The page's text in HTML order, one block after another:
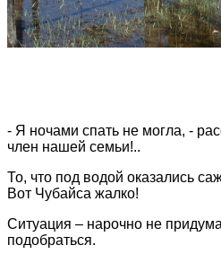
- Я ночами спать не могла, -
член нашей семьи!..
То, что под водой оказались
Вот Чубайса жалко!
Ситуация – нарочно не
подобраться.